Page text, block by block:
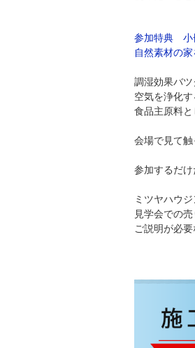
参加特典 小
自然素材の
調湿効果バ
空気を浄化
食品主原料
会場で見て
参加するだ
ミツヤハウ
見学会での
ご説明が必